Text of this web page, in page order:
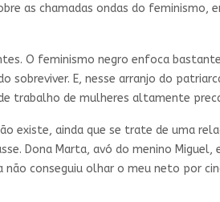
as chamadas ondas do feminismo,
O feminismo negro enfoca
E, nesse arranjo do
trabalho de mulheres altamente
existe, ainda que se trate de uma
Dona Marta, avó do menino
conseguiu olhar o meu neto por